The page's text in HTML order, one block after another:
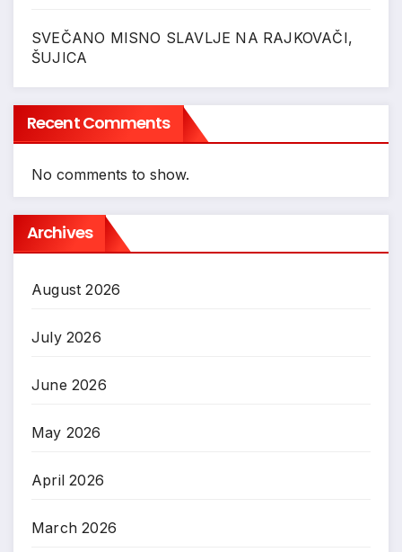
SVEČANO MISNO SLAVLJE NA RAJKOVAČI,
ŠUJICA
Recent Comments
No comments to show.
Archives
August 2026
July 2026
June 2026
May 2026
April 2026
March 2026